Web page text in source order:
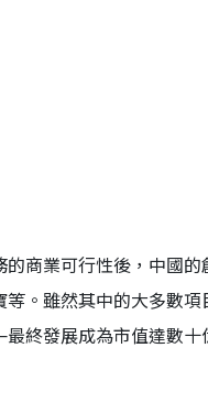
商業可行性後，中國的
。雖然其中的大多數項
終發展成為市值達數十